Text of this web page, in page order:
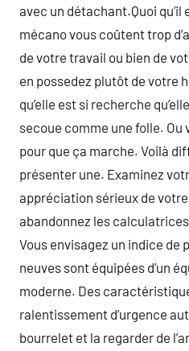
avec un détachant.Quoi
mécano vous coûtent trop
de votre travail ou bien de
en possedez plutôt de votre
qu’elle est si recherche
secoue comme une folle. Ou
pour que ça marche. Voilà
présenter une. Examinez
appréciation sérieux de
abandonnez les
Vous envisagez un indice
neuves sont équipées d’un
moderne. Des
ralentissement d’urgence
bourrelet et la regarder de